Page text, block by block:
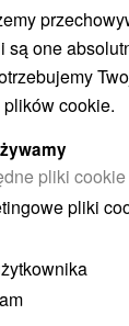
są one
cookie.
pliki cookie
pliki